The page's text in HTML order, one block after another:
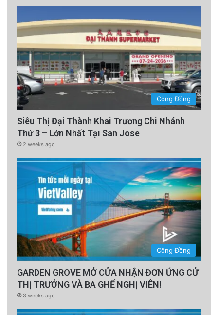
namlocnguyen@yahoo.com
canxnguyen@yahoo.com
vunamnhan@proton.me
Xin chúc lành cho toàn thể quý vị,
Nam Lộc
Mùa Phục Sinh, 2024
The postHÃY BẢO LÃNH MỘT NGƯỜI LÍNH
NHẨY DÙappeared first onSBTN.
Cộng Đồng
Siêu Thị Đại Thành Khai Trương Chi Nhánh
Thứ 3 – Lớn Nhất Tại San Jose
2 weeks ago
Cộng Đồng
GARDEN GROVE MỞ CỬA NHẬN ĐƠN ỨNG CỬ
THỊ TRƯỞNG VÀ BA GHẾ NGHỊ VIÊN!
3 weeks ago